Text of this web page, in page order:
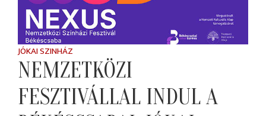
JÓKAI SZINHÁZ
NEMZETKÖZI
FESZTIVÁLLAL INDUL A